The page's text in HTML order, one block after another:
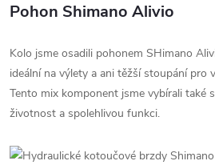
Pohon Shimano Alivio
Kolo jsme osadili pohonem SHimano
ideální na výlety a ani těžší stoupání pro
Tento mix komponent jsme vybírali také
životnost a spolehlivou funkci.